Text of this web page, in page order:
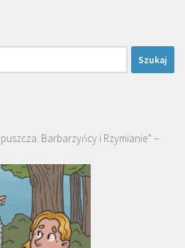
Barbarzyńcy i Rzymianie” –